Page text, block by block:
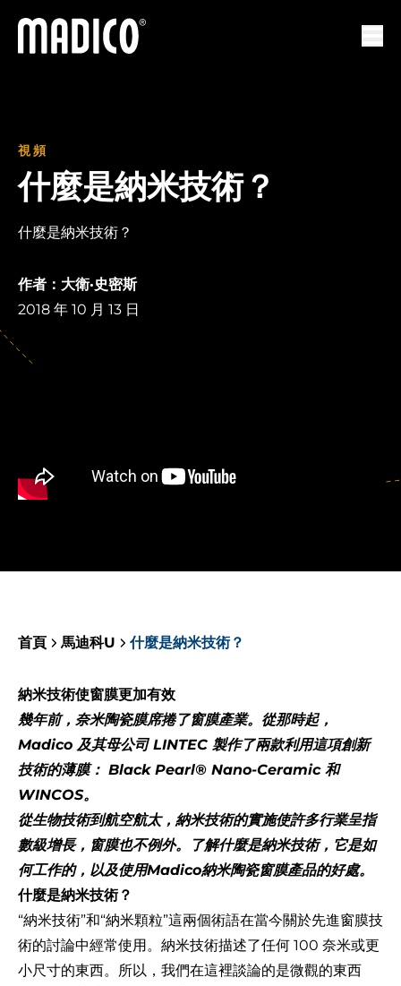
馬迪科
視頻
什麼是納米技術？
什麼是納米技術？
作者：大衛·史密斯
2018 年 10 月 13 日
首頁 馬迪科U 什麼是納米技術？
納米技術使窗膜更加有效
幾年前，奈米陶瓷膜席捲了窗膜產業。從那時起，
Madico 及其母公司 LINTEC 製作了兩款利用這項創新
技術的薄膜： Black Pearl® Nano-Ceramic 和
WINCOS。
從生物技術到航空航太，納米技術的實施使許多行業呈指
數級增長，窗膜也不例外。了解什麼是納米技術，它是如
何工作的，以及使用Madico納米陶瓷窗膜產品的好處。
什麼是納米技術？
“納米技術”和“納米顆粒”這兩個術語在當今關於先進窗膜技
術的討論中經常使用。納米技術描述了任何 100 奈米或更
小尺寸的東西。所以，我們在這裡談論的是微觀的東西